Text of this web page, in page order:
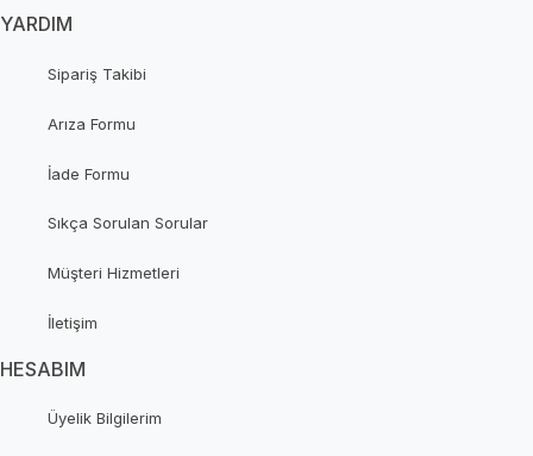
YARDIM
Sipariş Takibi
Arıza Formu
İade Formu
Sıkça Sorulan Sorular
Müşteri Hizmetleri
İletişim
HESABIM
Üyelik Bilgilerim